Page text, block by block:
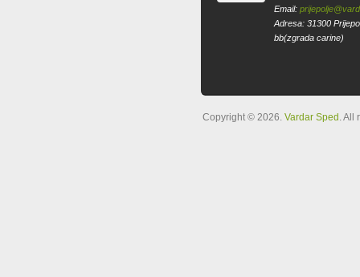
Email:
Adresa: 31300
bb(zgrada carine)
Copyright © 2026. Vardar Sped .